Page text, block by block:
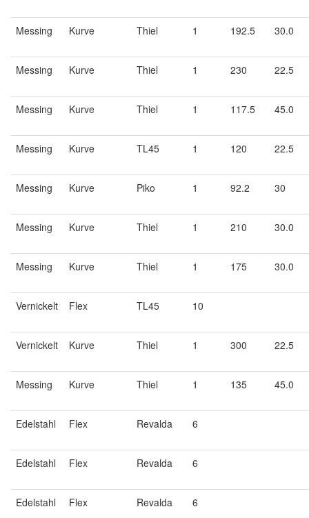
Messing Kurve Thiel 1 192.5 30.0
Messing Kurve Thiel 1 230 22.5
Messing Kurve Thiel 1 117.5 45.0
Messing Kurve TL45 1 120 22.5
Messing Kurve Piko 1 92.2 30
Messing Kurve Thiel 1 210 30.0
Messing Kurve Thiel 1 175 30.0
Vernickelt Flex TL45 10
Vernickelt Kurve Thiel 1 300 22.5
Messing Kurve Thiel 1 135 45.0
Edelstahl Flex Revalda 6
Edelstahl Flex Revalda 6
Edelstahl Flex Revalda 6